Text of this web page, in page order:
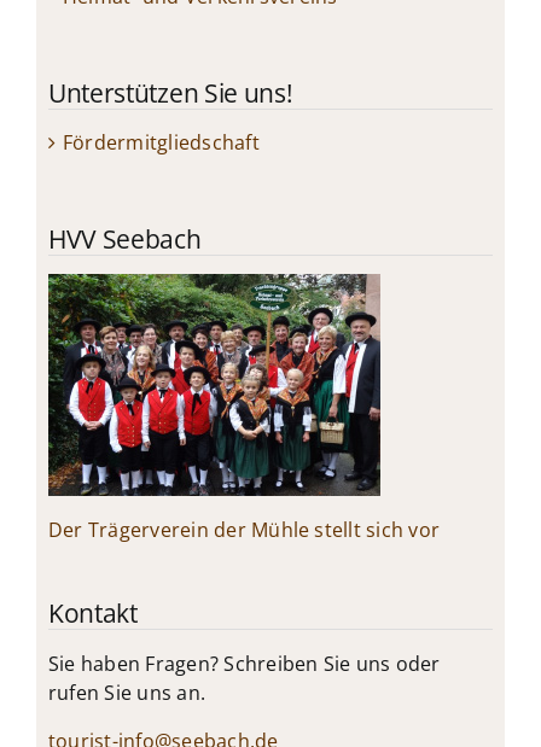
Unterstützen Sie uns!
Fördermitgliedschaft
HVV Seebach
Der Trägerverein der Mühle stellt sich vor
Kontakt
Sie haben Fragen? Schreiben Sie uns oder
rufen Sie uns an.
tourist-info@seebach.de